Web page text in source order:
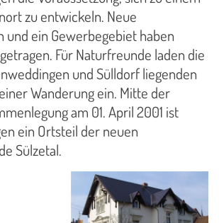
zu entwickeln. Neue
und ein Gewerbegebiet haben
Für Naturfreunde laden die
und Sülldorf liegenden
Wanderung ein. Mitte der
am 01. April 2001 ist
ein Ortsteil der neuen
Sülzetal.